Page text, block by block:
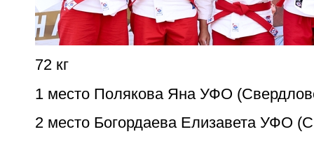
72 кг
1 место Полякова Яна УФО
2 место Богордаева Елизавета УФО